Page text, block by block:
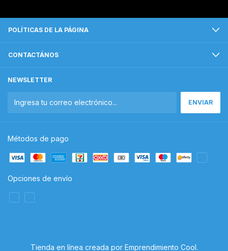
POLÍTICAS DE LA PÁGINA
CONTACTÁNOS
NEWSLETTER
Métodos de pago
Opciones de envío
Tienda en línea creada por Emprendimiento Cool.